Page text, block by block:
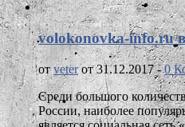
volokonovka-info.ru
отveterот 31.12.2017 -0
Среди большого
России, наиболее